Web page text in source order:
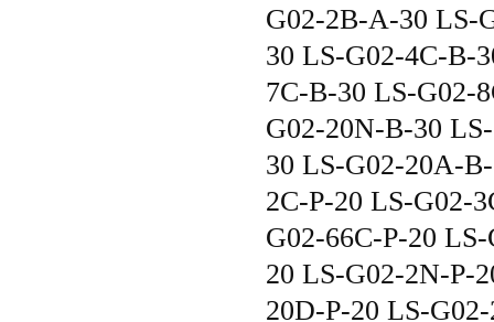
G02-2B-A-30 LS-
30 LS-G02-4C-B-
7C-B-30 LS-G02-
G02-20N-B-30
30 LS-G02-20A-
2C-P-20 LS-G02-
G02-66C-P-20
20 LS-G02-2N-P-
20D-P-20 LS-